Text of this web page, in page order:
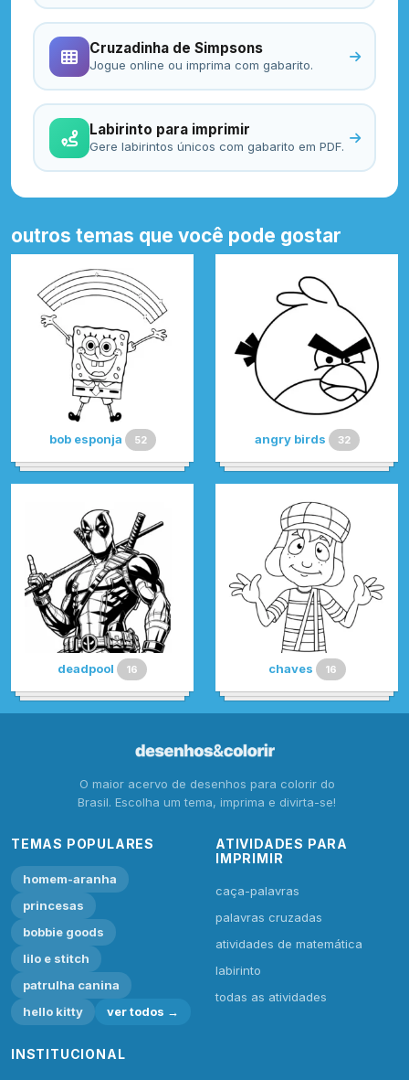
Cruzadinha de Simpsons
Jogue online ou imprima com gabarito.
Labirinto para imprimir
Gere labirintos únicos com gabarito em PDF.
outros temas que você pode gostar
bob esponja 52 angry birds 32
deadpool 16 chaves 16
O maior acervo de desenhos para colorir do
Brasil. Escolha um tema, imprima e divirta-se!
TEMAS POPULARES
homem-aranha
princesas
bobbie goods
lilo e stitch
patrulha canina
hello kitty
ver todos →
ATIVIDADES PARA
IMPRIMIR
caça-palavras
palavras cruzadas
atividades de matemática
labirinto
todas as atividades
INSTITUCIONAL